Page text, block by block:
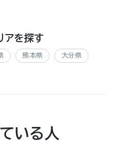
アを探す
熊本県 大分県
いる人